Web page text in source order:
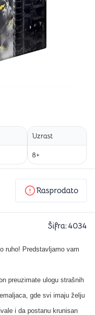
Uzrast
8+
Rasprodato
Šifra:4034
ruho! Predstavljamo vam
preuzimate ulogu strašnih
gde svi imaju želju
i da postanu krunisan